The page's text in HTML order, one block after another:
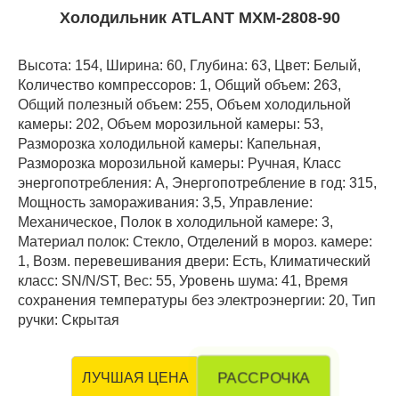
Холодильник ATLANT МХМ-2808-90
Высота: 154, Ширина: 60, Глубина: 63, Цвет: Белый,
Количество компрессоров: 1, Общий объем: 263,
Общий полезный объем: 255, Объем холодильной
камеры: 202, Объем морозильной камеры: 53,
Разморозка холодильной камеры: Капельная,
Разморозка морозильной камеры: Ручная, Класс
энергопотребления: А, Энергопотребление в год: 315,
Мощность замораживания: 3,5, Управление:
Механическое, Полок в холодильной камере: 3,
Материал полок: Стекло, Отделений в мороз. камере:
1, Возм. перевешивания двери: Есть, Климатический
класс: SN/N/ST, Вес: 55, Уровень шума: 41, Время
сохранения температуры без электроэнергии: 20, Тип
ручки: Скрытая
ЛУЧШАЯ ЦЕНА РАССРОЧКА